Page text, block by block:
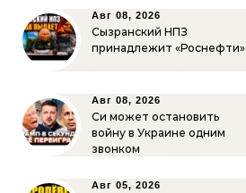
Авг 08, 2026
Сызранский НПЗ
принадлежит «Роснефти»
Авг 08, 2026
Си может остановить
войну в Украине одним
звонком
Авг 05, 2026